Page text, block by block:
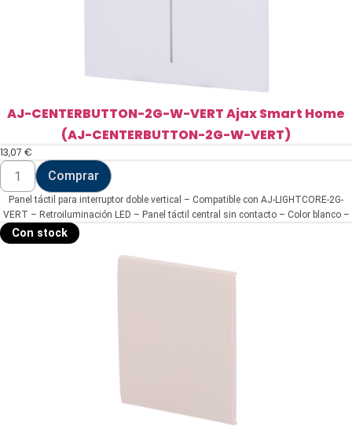
AJ-CENTERBUTTON-2G-W-VERT Ajax Smart Home
(AJ-CENTERBUTTON-2G-W-VERT)
13,07 €
AJ-
CENTERBUTTON-
2G-
W-
VERT
Ajax
Smart
Comprar
Panel táctil para interruptor doble vertical – Compatible con AJ-LIGHTCORE-2G-
VERT – Retroiluminación LED – Panel táctil central sin contacto – Color blanco –
Con stock